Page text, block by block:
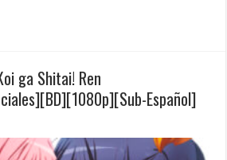
ga Shitai! Ren
Español]